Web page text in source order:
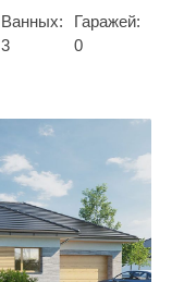
Ванных:
3
Гаражей:
0